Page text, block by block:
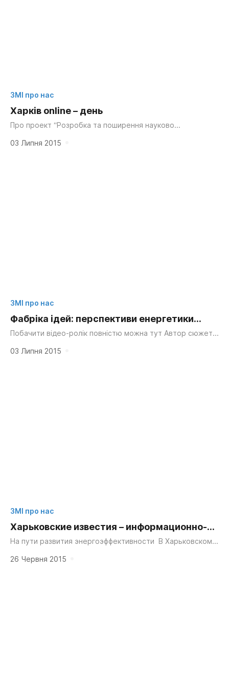
ЗМІ про нас
Харків online – день
Про проект “Розробка та поширення науково
принципу управління водними ресурсами поверхневих
03 Липня 2015
ЗМІ про нас
Фабріка ідей: перспективи енергетики
України
Побачити відео-ролік повністю можна тут Автор сюжету
03 Липня 2015
ЗМІ про нас
Харьковские известия – информационно-
аналитический портал – общество
На пути развития энергоэффективности В Харьковском
состоялась Международно-практическая конференция
«Устойчивое энергетическое развитие: теория,
26 Червня 2015